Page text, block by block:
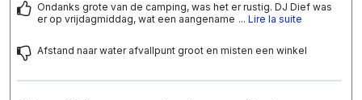
Ondanks grote van de camping, was het er rustig. DJ Dief was
er op vrijdagmiddag, wat een aangename ... Lire la suite
Afstand naar water afvallpunt groot en misten een winkel